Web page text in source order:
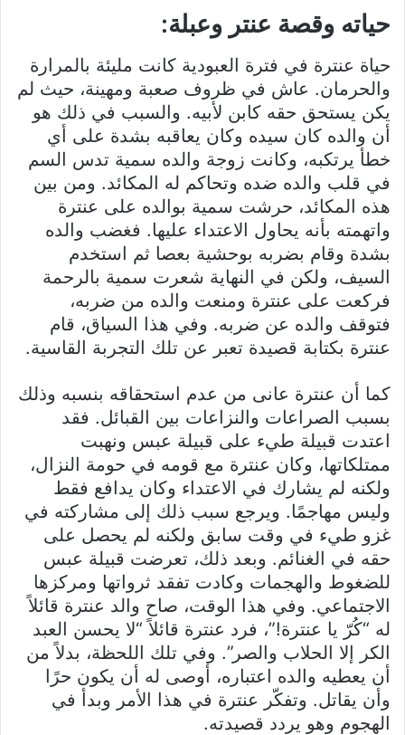
حياته وقصة عنتر وعبلة:
حياة عنترة في فترة العبودية كانت مليئة بالمرارة
والحرمان. عاش في ظروف صعبة ومهينة، حيث لم
يكن يستحق حقه كابن لأبيه. والسبب في ذلك هو
أن والده كان سيده وكان يعاقبه بشدة على أي
خطأ يرتكبه، وكانت زوجة والده سمية تدس السم
في قلب والده ضده وتحاكم له المكائد. ومن بين
هذه المكائد، حرشت سمية بوالده على عنترة
واتهمته بأنه يحاول الاعتداء عليها. فغضب والده
بشدة وقام بضربه بوحشية بعصا ثم استخدم
السيف، ولكن في النهاية شعرت سمية بالرحمة
فركعت على عنترة ومنعت والده من ضربه،
فتوقف والده عن ضربه. وفي هذا السياق، قام
عنترة بكتابة قصيدة تعبر عن تلك التجربة القاسية.
كما أن عنترة عانى من عدم استحقاقه بنسبه وذلك
بسبب الصراعات والنزاعات بين القبائل. فقد
اعتدت قبيلة طيء على قبيلة عبس ونهبت
ممتلكاتها، وكان عنترة مع قومه في حومة النزال،
ولكنه لم يشارك في الاعتداء وكان يدافع فقط
وليس مهاجمًا. ويرجع سبب ذلك إلى مشاركته في
غزو طيء في وقت سابق ولكنه لم يحصل على
حقه في الغنائم. وبعد ذلك، تعرضت قبيلة عبس
للضغوط والهجمات وكادت تفقد ثرواتها ومركزها
الاجتماعي. وفي هذا الوقت، صاح والد عنترة قائلاً
له “كُرّ يا عنترة!”، فرد عنترة قائلاً “لا يحسن العبد
الكر إلا الحلاب والصر”. وفي تلك اللحظة، بدلاً من
أن يعطيه والده اعتباره، أوصى له أن يكون حرًا
وأن يقاتل. وتفكّر عنترة في هذا الأمر وبدأ في
الهجوم وهو يردد قصيدته.